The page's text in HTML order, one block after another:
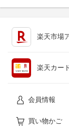
楽天市場
楽天カー
会員情報
買い物かご